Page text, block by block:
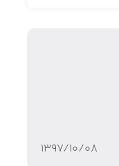
۱۳۹۷/۱۰/۰۸